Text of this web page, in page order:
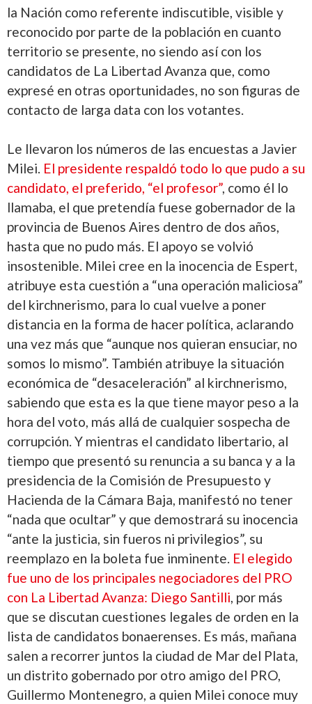
la Nación como referente indiscutible, visible y
reconocido por parte de la población en cuanto
territorio se presente, no siendo así con los
candidatos de La Libertad Avanza que, como
expresé en otras oportunidades, no son figuras de
contacto de larga data con los votantes.
Le llevaron los números de las encuestas a Javier
Milei. El presidente respaldó todo lo que pudo a su
candidato, el preferido, “el profesor”, como él lo
llamaba, el que pretendía fuese gobernador de la
provincia de Buenos Aires dentro de dos años,
hasta que no pudo más. El apoyo se volvió
insostenible. Milei cree en la inocencia de Espert,
atribuye esta cuestión a “una operación maliciosa”
del kirchnerismo, para lo cual vuelve a poner
distancia en la forma de hacer política, aclarando
una vez más que “aunque nos quieran ensuciar, no
somos lo mismo”. También atribuye la situación
económica de “desaceleración” al kirchnerismo,
sabiendo que esta es la que tiene mayor peso a la
hora del voto, más allá de cualquier sospecha de
corrupción. Y mientras el candidato libertario, al
tiempo que presentó su renuncia a su banca y a la
presidencia de la Comisión de Presupuesto y
Hacienda de la Cámara Baja, manifestó no tener
“nada que ocultar” y que demostrará su inocencia
“ante la justicia, sin fueros ni privilegios”, su
reemplazo en la boleta fue inminente. El elegido
fue uno de los principales negociadores del PRO
con La Libertad Avanza: Diego Santilli, por más
que se discutan cuestiones legales de orden en la
lista de candidatos bonaerenses. Es más, mañana
salen a recorrer juntos la ciudad de Mar del Plata,
un distrito gobernado por otro amigo del PRO,
Guillermo Montenegro, a quien Milei conoce muy